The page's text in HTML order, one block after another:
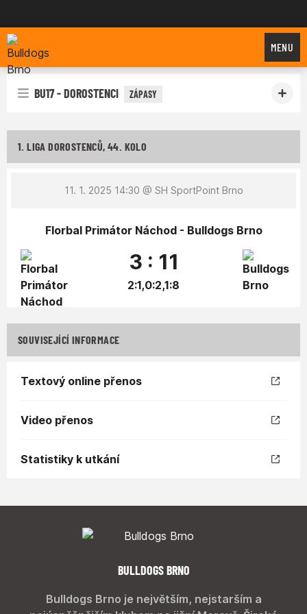
Bulldogs Brno
MENU
BU17 - DOROSTENCI ZÁPASY
1. LIGA DOROSTENCŮ, 44. KOLO
11. 1. 2025 14:30 @ SH SportPoint Brno
Florbal Primátor Náchod - Bulldogs Brno
3 : 11
2:1,0:2,1:8
SOUVISEJÍCÍ INFORMACE
Textový online přenos
Video přenos
Statistiky k utkání
BULLDOGS BRNO
Bulldogs Brno je největším, nejstarším a